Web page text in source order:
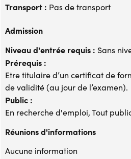
Transport : Pas de transport
Admission
Niveau d'entrée requis : Sans
Prérequis :
Etre titulaire d’un certificat de
de validité (au jour de l’examen).
Public :
En recherche d'emploi, Tout
Réunions d'informations
Aucune information